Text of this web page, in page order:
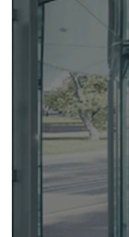
Приходите к нам
Пожалуйста, перед визитом
нас о посещении